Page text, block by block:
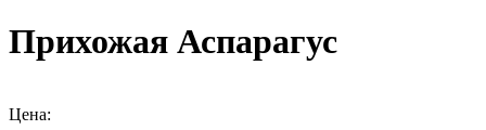
Прихожая Аспарагус
Цена: